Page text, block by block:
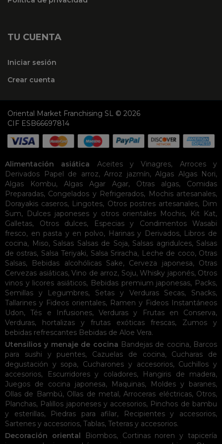
TU CUENTA
Iniciar sesión
Crear cuenta
Oriental Market Franchising SL © 2026
CIF ESB66697814
Alimentación asiática Aceites y Vinagres, Arroces y
Derivados
Papel de arroz, Arroz jazmín, Algas Algas Nori,
Algas Kombu, Algas Agar Agar, Otras algas, Comidas
Preparadas, Congelados y Refrigerados, Mochis artesanales,
Dorayakis caseros, Lingotes, Otros postres artesanales, Dim
Sum, Dulces japoneses y otros orientales Mochis, Kit Kat,
Galletas, Otros dulces, Especias y Condimentos
Wasabi
fresco, en pasta y en polvo, Harinas y Derivados, Libros de
cocina, Miso, Salsas Salsas de Soja, Salsas agridulces, Salsas
de ostras, Salsa Teriyaki, Salsa Sriracha, Leche de coco, Otras
Salsas, Bebidas alcohólicas Sake, Cerveza japonesa, Otras
Cervezas asiáticas, Vino de arroz, Soju, Whisky japonés, Otros
vinos y licores asiáticos, Bebidas premium japonesas, Packs,
Semillas y Legumbres, Setas y Verduras Secas, Snacks,
Tallarines y Fideos orientales, Ramen y Fideos Instantáneos
Udon,Tés e Infusiones, Verduras y Frutas en Conserva,
Verduras, hortalizas y frutas exóticas frescas, Zumos y
bebidas refrescantes Bebidas de Aloe Vera.
Utensilios y menaje de cocina Bandejas de cocina, Barcos
para sushi y puentes, Cazuelas de cocina, Cucharas de
degustación y sopa, Cucharones y accesorios, Cuchillos y
accesorios, Escurridores y coladores, Hangiris de madera,
Juegos de cocina japonesa, Maquinas, Moldes y baranes,
Ollas de Bambú, Ollas de metal,Arroceras eléctricas, Otros,
Planchas, Palillos japoneses y accesorios, Pinchos de bambu
y esterillas, Piedras para afilar, Recipientes y accesorios,
Sartenes y accesorios, Tablas, Teteras y accesorios.
Decoración oriental
Biombos, Cortinas noren y tapicería